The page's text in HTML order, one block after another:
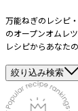
万能ねぎのレシピ
のオープンオムレ
レシピからあなた
絞り込み検索